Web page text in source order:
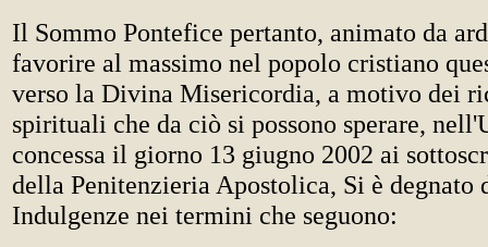
Il Sommo Pontefice pertanto, animato da
favorire al massimo nel popolo cristiano
verso la Divina Misericordia, a motivo dei
spirituali che da ciò si possono sperare,
concessa il giorno 13 giugno 2002 ai
della Penitenzieria Apostolica, Si è degnato
Indulgenze nei termini che seguono: